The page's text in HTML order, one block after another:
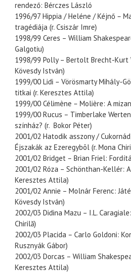
rendező: Bérczes László
1996/97 Hippia / Heléne / Kéjnő –
tragédiája (r. Csiszár Imre)
1998/99 Ceres – William
Galgotiu)
1998/99 Polly – Bertolt Brecht-Kurt
Kövesdy István)
1999/00 Lidi – Vörösmarty Mihály-
titkai (r. Keresztes Attila)
1999/00 Célimène – Molière: A
1999/00 Rucus – Timberlake
színház? (r. Bokor Péter)
2001/02 Hatodik asszony /
Éjszakák az Ezeregybõl (r. Mona
2001/02 Bridget – Brian Friel:
2001/02 Róza – Schönthan-Kellér:
Keresztes Attila)
2001/02 Annie – Molnár Ferenc:
Kövesdy István)
2002/03 Didina Mazu – I.L.
Chirilă)
2002/03 Placida – Carlo Goldoni:
Rusznyák Gábor)
2002/03 Dorcas – William
Keresztes Attila)